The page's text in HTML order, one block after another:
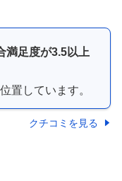
満足度が3.5以上
置しています。
クチコミを見る